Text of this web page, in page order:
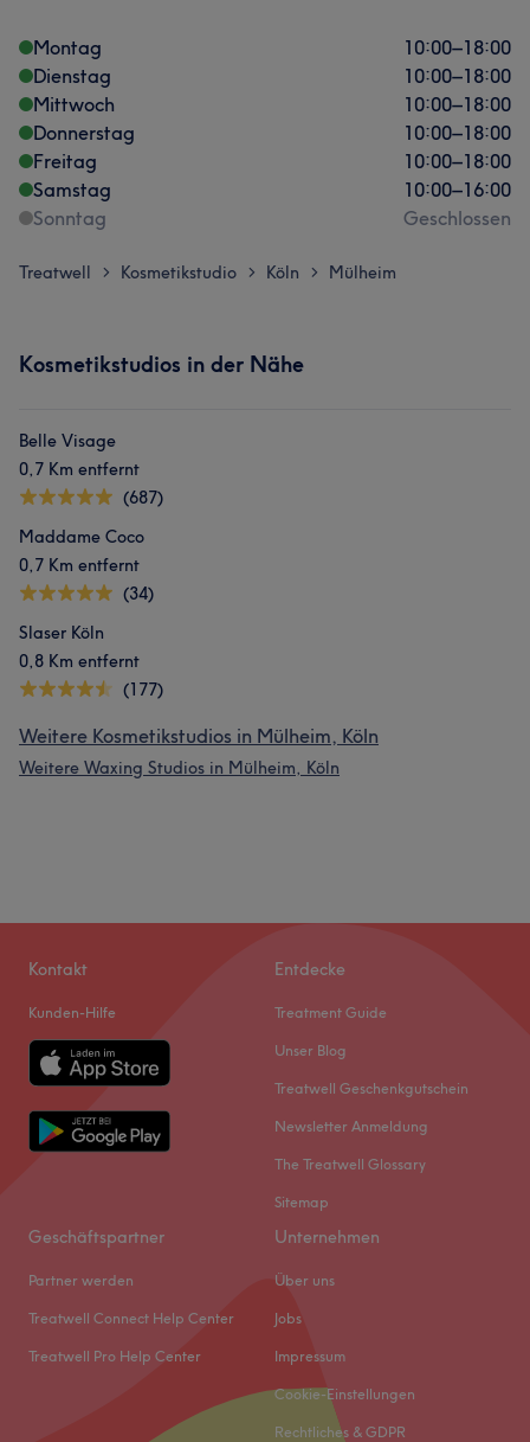
Montag 10:00–18:00
Dienstag
10:00–18:00
Mittwoch
10:00–18:00
Donnerstag
10:00–18:00
Freitag
10:00–18:00
Samstag
10:00–16:00
Sonntag
Geschlossen
Treatwell > Kosmetikstudio > Köln > Mülheim
Kosmetikstudios in der Nähe
Belle Visage
0,7 Km entfernt
(687)
Maddame Coco
0,7 Km entfernt
(34)
Slaser Köln
0,8 Km entfernt
(177)
Weitere Kosmetikstudios in Mülheim, Köln
Weitere Waxing Studios in Mülheim, Köln
Kontakt
Kunden-Hilfe
Entdecke
Treatment Guide
Unser Blog
Treatwell Geschenkgutschein
Newsletter Anmeldung
The Treatwell Glossary
Sitemap
Geschäftspartner
Partner werden
Treatwell Connect Help Center
Treatwell Pro Help Center
Unternehmen
Über uns
Jobs
Impressum
Cookie-Einstellungen
Rechtliches & GDPR